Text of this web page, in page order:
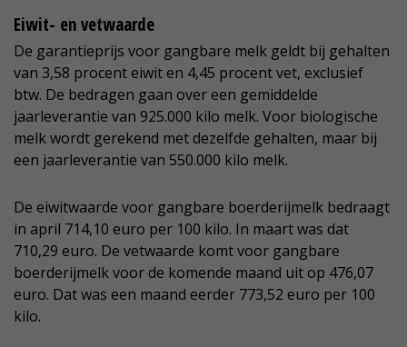
Eiwit- en vetwaarde
De garantieprijs voor gangbare melk geldt bij gehalten
van 3,58 procent eiwit en 4,45 procent vet, exclusief
btw. De bedragen gaan over een gemiddelde
jaarleverantie van 925.000 kilo melk. Voor biologische
melk wordt gerekend met dezelfde gehalten, maar bij
een jaarleverantie van 550.000 kilo melk.
De eiwitwaarde voor gangbare boerderijmelk bedraagt
in april 714,10 euro per 100 kilo. In maart was dat
710,29 euro. De vetwaarde komt voor gangbare
boerderijmelk voor de komende maand uit op 476,07
euro. Dat was een maand eerder 773,52 euro per 100
kilo.